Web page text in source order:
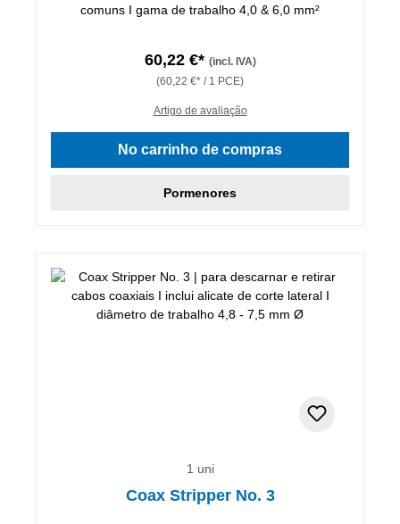
comuns I gama de trabalho 4,0 & 6,0 mm²
60,22 €* (incl. IVA)
(60,22 €* / 1 PCE)
Artigo de avaliação
No carrinho de compras
Pormenores
1 uni
Coax Stripper No. 3